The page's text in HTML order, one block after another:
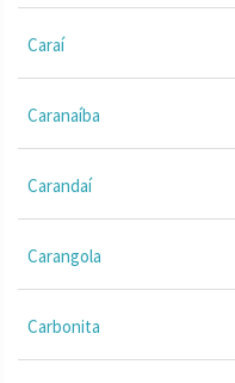
Caraí
Caranaíba
Carandaí
Carangola
Carbonita